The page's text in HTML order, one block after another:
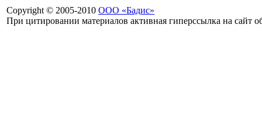
Copyright © 2005-2010 ООО «Бадис»
При цитировании материалов активная гиперссылка на сайт